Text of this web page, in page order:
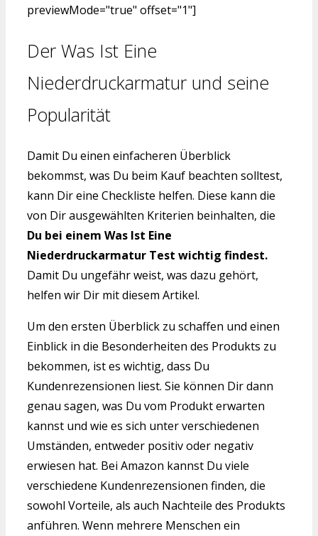
previewMode="true" offset="1"]
Der Was Ist Eine
Niederdruckarmatur und seine
Popularität
Damit Du einen einfacheren Überblick
bekommst, was Du beim Kauf beachten solltest,
kann Dir eine Checkliste helfen. Diese kann die
von Dir ausgewählten Kriterien beinhalten, die
Du bei einem Was Ist Eine
Niederdruckarmatur Test wichtig findest.
Damit Du ungefähr weist, was dazu gehört,
helfen wir Dir mit diesem Artikel.
Um den ersten Überblick zu schaffen und einen
Einblick in die Besonderheiten des Produkts zu
bekommen, ist es wichtig, dass Du
Kundenrezensionen liest. Sie können Dir dann
genau sagen, was Du vom Produkt erwarten
kannst und wie es sich unter verschiedenen
Umständen, entweder positiv oder negativ
erwiesen hat. Bei Amazon kannst Du viele
verschiedene Kundenrezensionen finden, die
sowohl Vorteile, als auch Nachteile des Produkts
anführen. Wenn mehrere Menschen ein